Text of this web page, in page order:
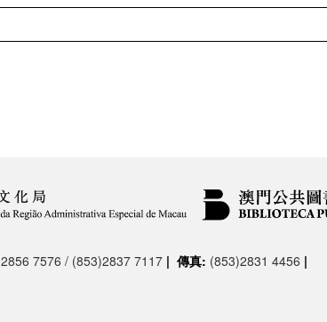
7576 / (853)2837 7117 | 傳真: (853)2831 4456 |